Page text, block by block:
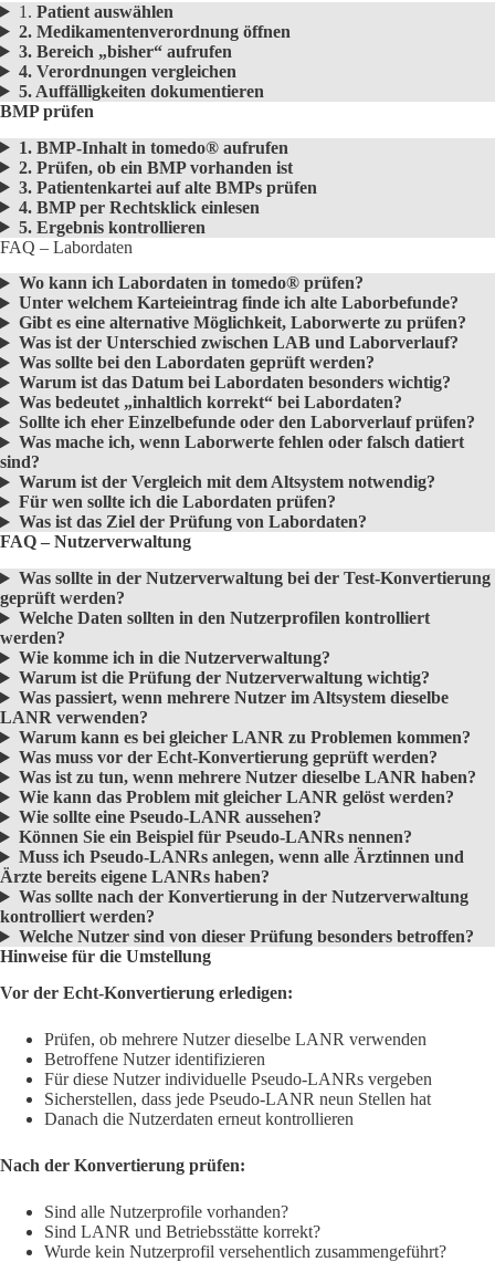
1. Patient auswählen
2. Medikamentenverordnung öffnen
3. Bereich „bisher“ aufrufen
4. Verordnungen vergleichen
5. Auffälligkeiten dokumentieren
BMP prüfen
1. BMP-Inhalt in tomedo® aufrufen
2. Prüfen, ob ein BMP vorhanden ist
3. Patientenkartei auf alte BMPs prüfen
4. BMP per Rechtsklick einlesen
5. Ergebnis kontrollieren
FAQ – Labordaten
Wo kann ich Labordaten in tomedo® prüfen?
Unter welchem Karteieintrag finde ich alte Laborbefunde?
Gibt es eine alternative Möglichkeit, Laborwerte zu prüfen?
Was ist der Unterschied zwischen LAB und Laborverlauf?
Was sollte bei den Labordaten geprüft werden?
Warum ist das Datum bei Labordaten besonders wichtig?
Was bedeutet „inhaltlich korrekt“ bei Labordaten?
Sollte ich eher Einzelbefunde oder den Laborverlauf prüfen?
Was mache ich, wenn Laborwerte fehlen oder falsch datiert
sind?
Warum ist der Vergleich mit dem Altsystem notwendig?
Für wen sollte ich die Labordaten prüfen?
Was ist das Ziel der Prüfung von Labordaten?
FAQ – Nutzerverwaltung
Was sollte in der Nutzerverwaltung bei der Test-Konvertierung
geprüft werden?
Welche Daten sollten in den Nutzerprofilen kontrolliert
werden?
Wie komme ich in die Nutzerverwaltung?
Warum ist die Prüfung der Nutzerverwaltung wichtig?
Was passiert, wenn mehrere Nutzer im Altsystem dieselbe
LANR verwenden?
Warum kann es bei gleicher LANR zu Problemen kommen?
Was muss vor der Echt-Konvertierung geprüft werden?
Was ist zu tun, wenn mehrere Nutzer dieselbe LANR haben?
Wie kann das Problem mit gleicher LANR gelöst werden?
Wie sollte eine Pseudo-LANR aussehen?
Können Sie ein Beispiel für Pseudo-LANRs nennen?
Muss ich Pseudo-LANRs anlegen, wenn alle Ärztinnen und
Ärzte bereits eigene LANRs haben?
Was sollte nach der Konvertierung in der Nutzerverwaltung
kontrolliert werden?
Welche Nutzer sind von dieser Prüfung besonders betroffen?
Hinweise für die Umstellung
Vor der Echt-Konvertierung erledigen:
Prüfen, ob mehrere Nutzer dieselbe LANR verwenden
Betroffene Nutzer identifizieren
Für diese Nutzer individuelle Pseudo-LANRs vergeben
Sicherstellen, dass jede Pseudo-LANR neun Stellen hat
Danach die Nutzerdaten erneut kontrollieren
Nach der Konvertierung prüfen:
Sind alle Nutzerprofile vorhanden?
Sind LANR und Betriebsstätte korrekt?
Wurde kein Nutzerprofil versehentlich zusammengeführt?